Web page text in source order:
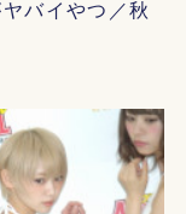
バイやつ／秋